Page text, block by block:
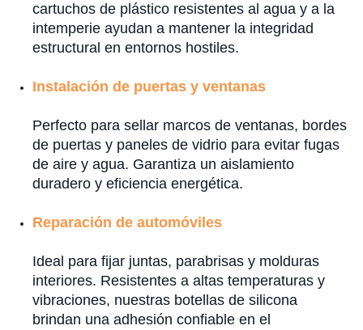
cartuchos de plástico resistentes al agua y a la
intemperie ayudan a mantener la integridad
estructural en entornos hostiles.
Instalación de puertas y ventanas
Perfecto para sellar marcos de ventanas, bordes
de puertas y paneles de vidrio para evitar fugas
de aire y agua. Garantiza un aislamiento
duradero y eficiencia energética.
Reparación de automóviles
Ideal para fijar juntas, parabrisas y molduras
interiores. Resistentes a altas temperaturas y
vibraciones, nuestras botellas de silicona
brindan una adhesión confiable en el